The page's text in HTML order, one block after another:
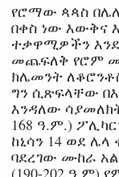
የሮማው ጳጳስ
በቀስ ነው እውቅና
ተቃዋሚዎችን እንደ
መጨፍለቅ የሮም
ክሌመንት
ግን ሲጽፍላቸው
እንዳለው
168 ዓ.ም.)
ከኒሳን 14 ወደ
ባደረገው ሙከራ
(190-202 ዓ.ም)